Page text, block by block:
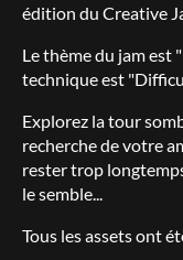
édition du Creative
Le thème du jam est
technique est
Explorez la tour
recherche de votre
rester trop
le semble...
Tous les assets ont